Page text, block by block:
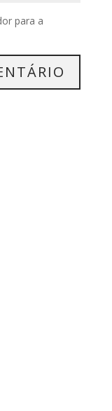
para a